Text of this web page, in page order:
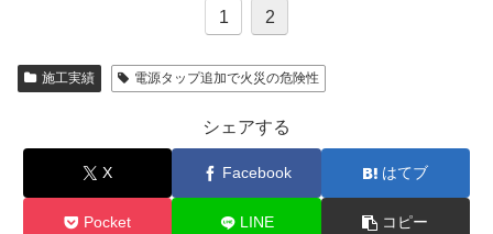
1 2
施工実績 電源タップ追加で火災の危険性
シェアする
X Facebook はてブ
Pocket LINE コピー